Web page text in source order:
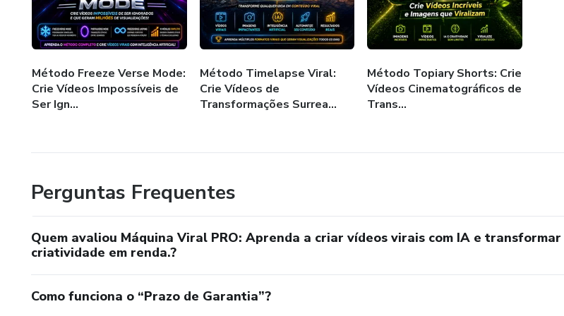
🔥 Monetização com vídeos
🔥 Conteúdo profissional com IA
Mesmo que você nunca tenha editado um vídeo, não saiba criar prompts ou esteja
você.
✔ Novos conteúdos liberados
Método Freeze Verse Mode:
Crie Vídeos Impossíveis de
Ser Ign...
Método Timelapse Viral:
Crie Vídeos de
Transformações Surrea...
Método Topiary Shorts: Crie
Vídeos Cinematográficos de
Trans...
Perguntas Frequentes
Quem avaliou Máquina Viral PRO: Aprenda a criar vídeos virais com IA e transformar
criatividade em renda.?
Como funciona o “Prazo de Garantia”?